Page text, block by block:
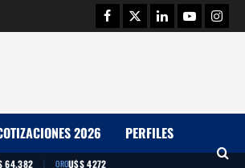
Facebook
TwitterLinkedinYoutube
2026 PERFILES
64.382 | OROU$S 4272